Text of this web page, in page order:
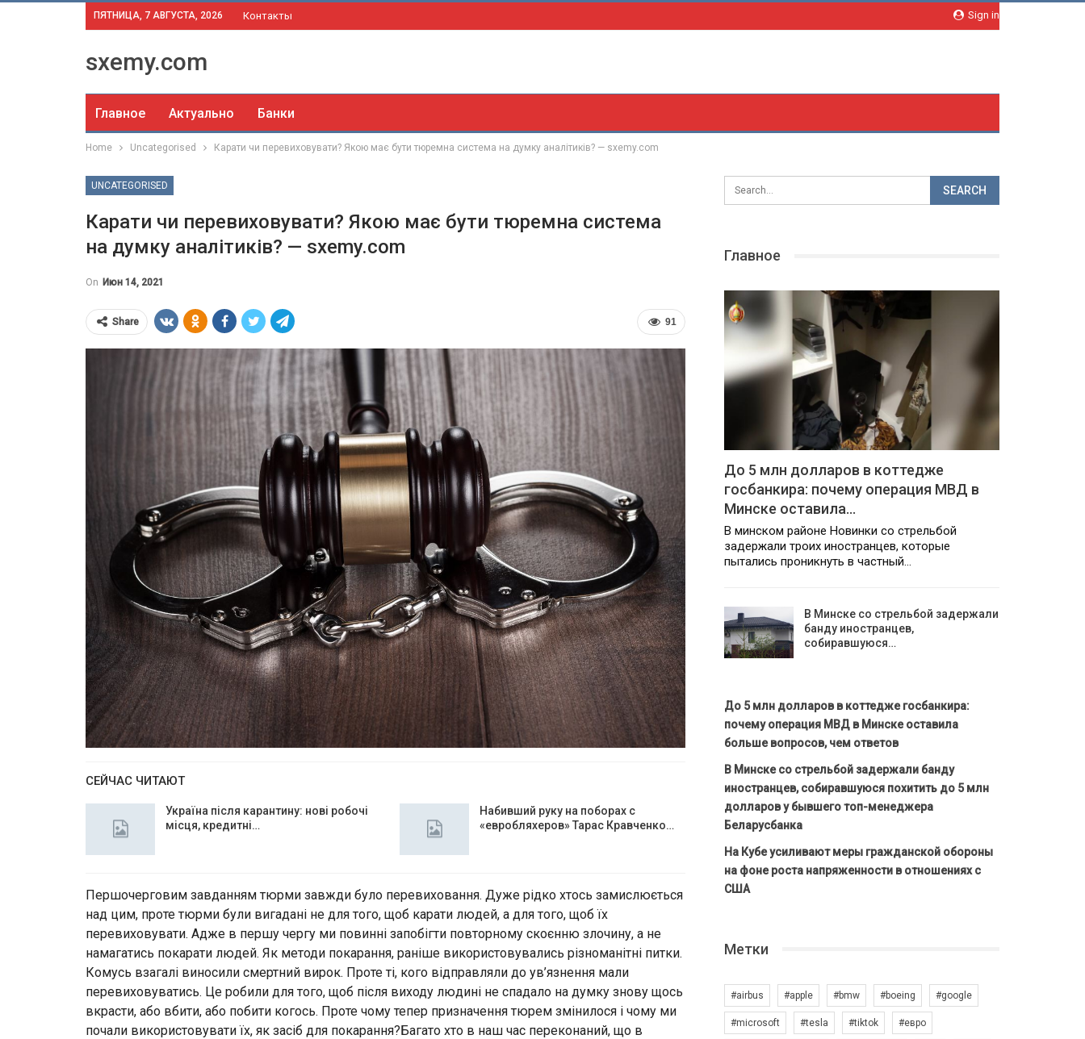
Sign in
ПЯТНИЦА, 7 АВГУСТА, 2026 Контакты
sxemy.com
Главное Актуально Банки
Home Uncategorised Карати чи перевиховувати? Якою має бути тюремна система на думку аналітиків? — sxemy.com
UNCATEGORISED
Карати чи перевиховувати? Якою має бути тюремна система
на думку аналітиків? — sxemy.com
On Июн 14, 2021
91
Share
СЕЙЧАС ЧИТАЮТ
Україна після карантину: нові робочі
місця, кредитні…
Набивший руку на поборах с
«евробляхеров» Тарас Кравченко…
Першочерговим завданням тюрми завжди було перевиховання. Дуже рідко хтось замислюється
над цим, проте тюрми були вигадані не для того, щоб карати людей, а для того, щоб їх
перевиховувати. Адже в першу чергу ми повинні запобігти повторному скоєнню злочину, а не
намагатись покарати людей. Як методи покарання, раніше використовувались різноманітні питки.
Комусь взагалі виносили смертний вирок. Проте ті, кого відправляли до ув’язнення мали
перевиховуватись. Це робили для того, щоб після виходу людині не спадало на думку знову щось
вкрасти, або вбити, або побити когось. Проте чому тепер призначення тюрем змінилося і чому ми
почали використовувати їх, як засіб для покарання?Багато хто в наш час переконаний, що в
Главное
До 5 млн долларов в коттедже
госбанкира: почему операция МВД в
Минске оставила…
В минском районе Новинки со стрельбой
задержали троих иностранцев, которые
пытались проникнуть в частный…
В Минске со стрельбой задержали
банду иностранцев,
собиравшуюся…
До 5 млн долларов в коттедже госбанкира:
почему операция МВД в Минске оставила
больше вопросов, чем ответов
В Минске со стрельбой задержали банду
иностранцев, собиравшуюся похитить до 5 млн
долларов у бывшего топ-менеджера
Беларусбанка
На Кубе усиливают меры гражданской обороны
на фоне роста напряженности в отношениях с
США
Метки
#airbus #apple #bmw #boeing #google
#microsoft #tesla #tiktok #евро